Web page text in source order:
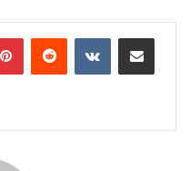
PinterestReddit VKontakteE-Posta ile paylaş